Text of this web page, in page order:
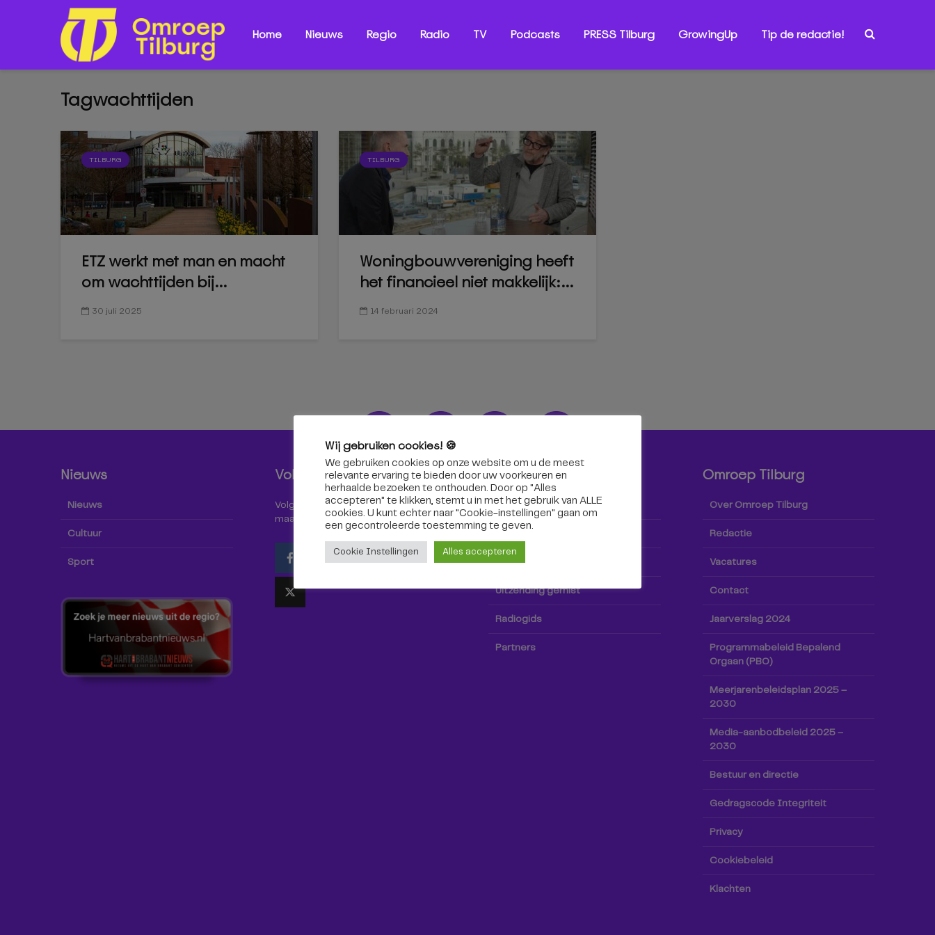
Home Nieuws Regio Radio TV Podcasts PRESS Tilburg GrowingUp Tip de redactie!
Tagwachttijden
TILBURG
ETZ werkt met man en macht
om wachttijden bij...
30 juli 2025
TILBURG
Woningbouwvereniging heeft
het financieel niet makkelijk:...
14 februari 2024
Nieuws
Nieuws
Cultuur
Sport
Volg ons!
Volg Omroep Tilburg niet alleen hier,
maar ook via social media!
Radio & TV
Kijk tv
Radio
TV-gids
Uitzending gemist
Radiogids
Partners
Omroep Tilburg
Over Omroep Tilburg
Redactie
Vacatures
Contact
Jaarverslag 2024
Programmabeleid Bepalend
Orgaan (PBO)
Meerjarenbeleidsplan 2025 –
2030
Media-aanbodbeleid 2025 –
2030
Bestuur en directie
Gedragscode Integriteit
Privacy
Cookiebeleid
Klachten
Wij gebruiken cookies! 🍪
We gebruiken cookies op onze website om u de meest
relevante ervaring te bieden door uw voorkeuren en
herhaalde bezoeken te onthouden. Door op "Alles
accepteren" te klikken, stemt u in met het gebruik van ALLE
cookies. U kunt echter naar "Cookie-instellingen" gaan om
een ​​gecontroleerde toestemming te geven.
Cookie Instellingen Alles accepteren